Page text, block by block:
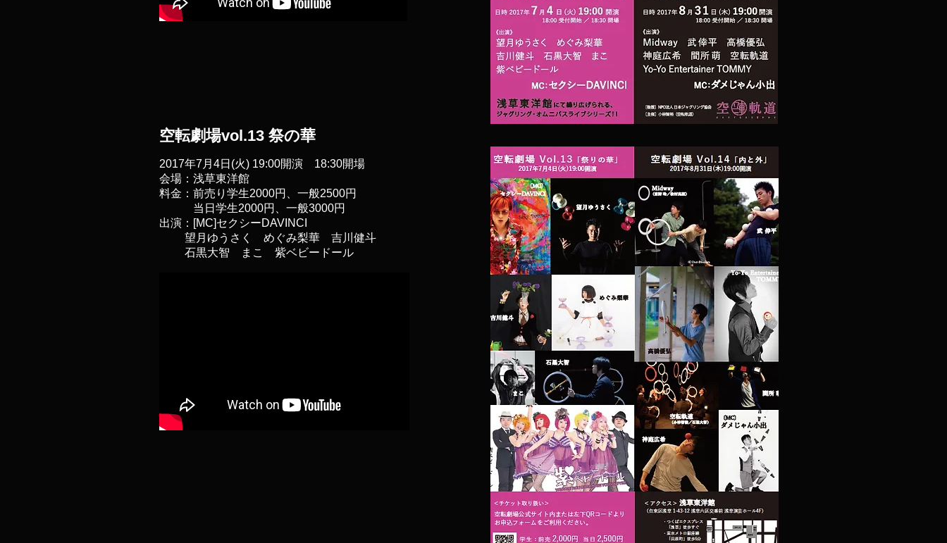
空転劇場vol.13 祭の華
2017年7月4日(火) 19:00開演 18:30開場
会場：浅草東洋館
料金：前売り学生2000円、一般2500円
当日 学生2000円、一般3000円
出演：[MC]セクシーDAVINCI
望月ゆうさく めぐみ梨華 吉川健斗
石黒大智 まこ 紫ベビードール